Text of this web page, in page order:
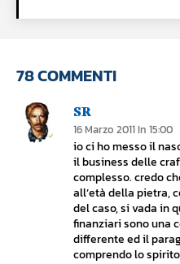
78 COMMENTI
SR
16 Marzo 2011 In 15:00
io ci ho messo il
il business delle
complesso. credo
all’età della pietra,
del caso, si vada in
finanziari sono una
differente ed il
comprendo lo spirito